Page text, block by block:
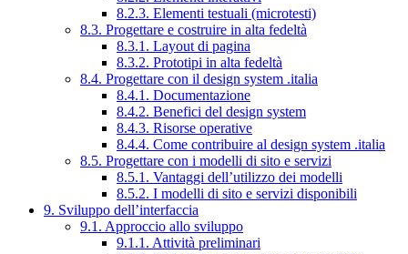
8.2.3. Elementi testuali (microtesti)
8.3. Progettare e costruire in alta fedeltà
8.3.1. Layout di pagina
8.3.2. Prototipi in alta fedeltà
8.4. Progettare con il design system .italia
8.4.1. Documentazione
8.4.2. Benefici del design system
8.4.3. Risorse operative
8.4.4. Come contribuire al design system .italia
8.5. Progettare con i modelli di sito e servizi
8.5.1. Vantaggi dell’utilizzo dei modelli
8.5.2. I modelli di sito e servizi disponibili
9. Sviluppo dell’interfaccia
9.1. Approccio allo sviluppo
9.1.1. Attività preliminari